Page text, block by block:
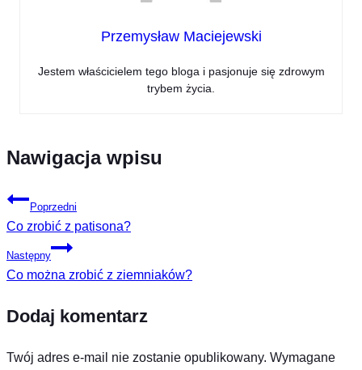
Przemysław Maciejewski
Jestem właścicielem tego bloga i pasjonuje się zdrowym
trybem życia.
Nawigacja wpisu
Poprzedni
Co zrobić z patisona?
Następny
Co można zrobić z ziemniaków?
Dodaj komentarz
Twój adres e-mail nie zostanie opublikowany. Wymagane